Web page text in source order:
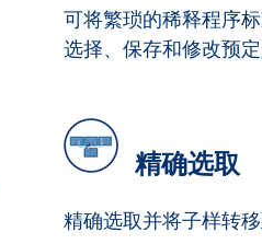
可将繁琐的稀释程序
选择、保存和修改预定
精确选取
精确选取并将子样转